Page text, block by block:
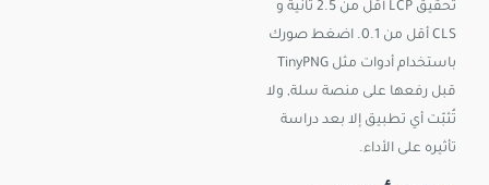
تحقيق LCP أقل من 2.5 ثانية و
CLS أقل من 0.1. اضغط صورك
باستخدام أدوات مثل TinyPNG
قبل رفعها على منصة سلة, ولا
تُثبّت أي تطبيق إلا بعد دراسة
تأثيره على الأداء.